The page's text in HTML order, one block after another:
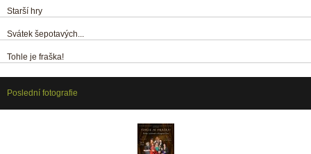
Starší hry
Svátek šepotavých...
Tohle je fraška!
Poslední fotografie